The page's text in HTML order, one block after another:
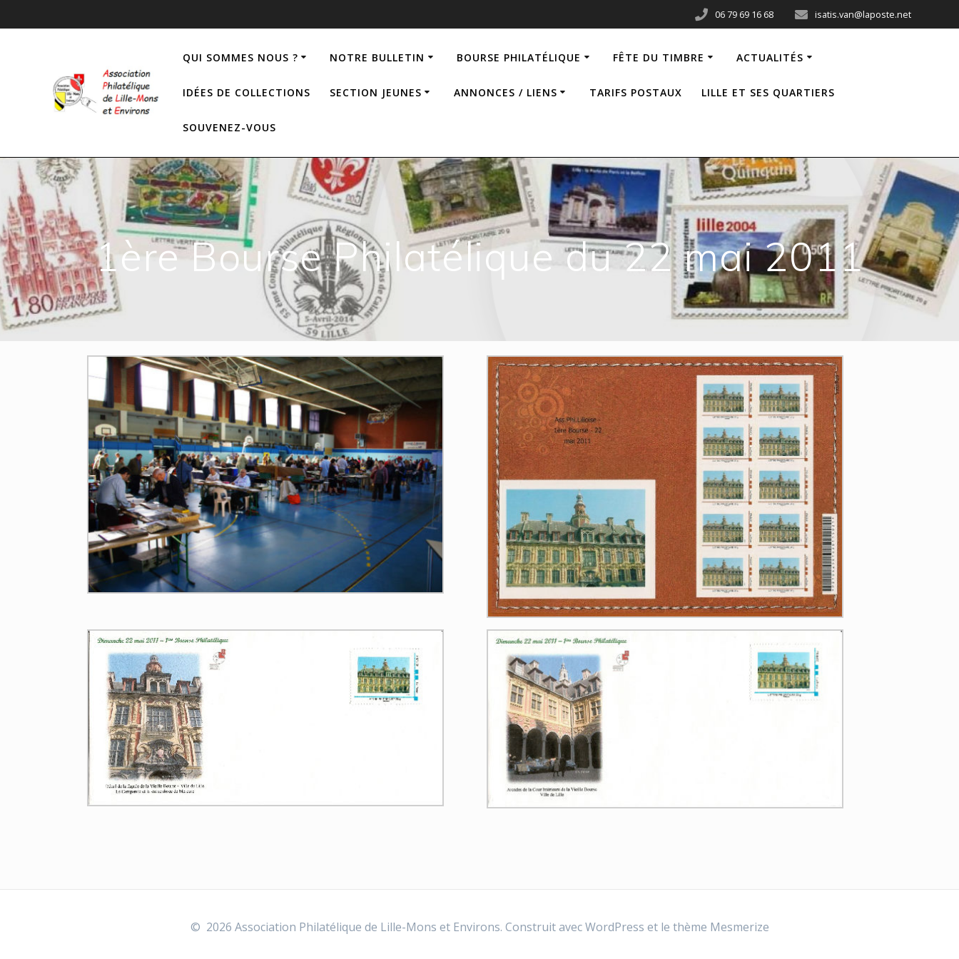
06 79 69 16 68 isatis.van@laposte.net
QUI SOMMES NOUS ? NOTRE BULLETIN BOURSE PHILATÉLIQUE FÊTE DU TIMBRE ACTUALITÉS
IDÉES DE COLLECTIONS SECTION JEUNES ANNONCES / LIENS TARIFS POSTAUX LILLE ET SES QUARTIERS
SOUVENEZ-VOUS
1ère Bourse Philatélique du 22 mai 2011
© 2026 Association Philatélique de Lille-Mons et Environs. Construit avec WordPress et le thème Mesmerize